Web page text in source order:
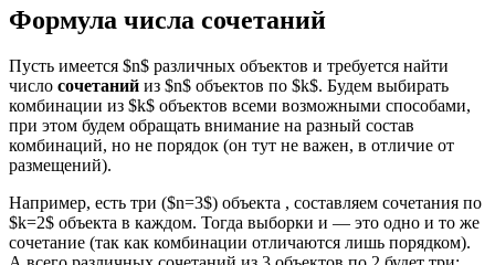
Формула числа сочетаний
Пусть имеется $n$ различных объектов и требуется найти
число сочетаний из $n$ объектов по $k$. Будем выбирать
комбинации из $k$ объектов всеми возможными способами,
при этом будем обращать внимание на разный состав
комбинаций, но не порядок (он тут не важен, в отличие от
размещений).
Например, есть три ($n=3$) объекта , составляем сочетания по
$k=2$ объекта в каждом. Тогда выборки и — это одно и то же
сочетание (так как комбинации отличаются лишь порядком).